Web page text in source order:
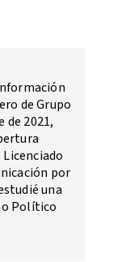
de Grupo
de 2021,
por
una
Político